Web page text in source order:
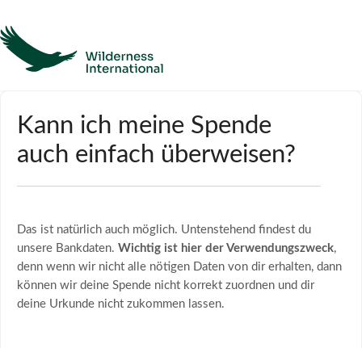
Homepage
Kontakt
Kann ich meine Spende
auch einfach überweisen?
Das ist natürlich auch möglich. Untenstehend findest du
unsere Bankdaten. Wichtig ist hier der Verwendungszweck,
denn wenn wir nicht alle nötigen Daten von dir erhalten, dann
können wir deine Spende nicht korrekt zuordnen und dir
deine Urkunde nicht zukommen lassen.